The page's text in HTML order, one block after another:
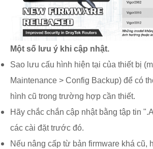
Một số lưu ý khi cập nhật.
Sao lưu cấu hình hiện tại của thiết bị
Maintenance > Config Backup) để có
hình cũ trong trường hợp cần thiết.
Hãy chắc chắn cập nhật bằng tập tin
các cài đặt trước đó.
Nếu nâng cấp từ bản firmware khá cũ,